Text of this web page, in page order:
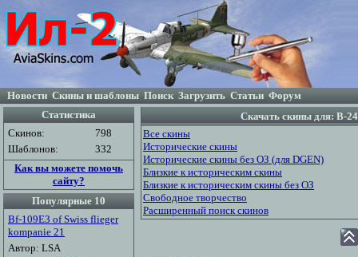
Новости Скины и шаблоны Поиск Загрузить Статьи Форум
Статистика
Скинов:
798
Шаблонов:
332
Как вы можете помочь
сайту?
Популярные 10
Bf-109E3 of Swiss flieger
kompanie 21
Автор: LSA
Скачать скины для: B-
Все скины
Исторические скины
Исторические скины без ОЗ (для DGEN)
Близкие к историческим скины
Близкие к историческим скины без ОЗ
Свободное творчество
Расширенный поиск скинов